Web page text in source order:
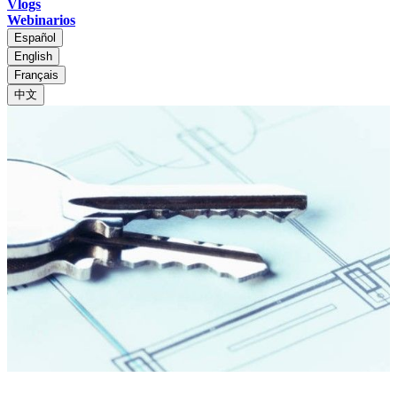
Vlogs
Webinarios
Español
English
Français
中文